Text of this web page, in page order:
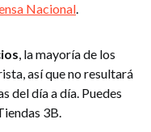
Nacional.
, la mayoría de los
así que no resultará
del día a día. Puedes
3B.